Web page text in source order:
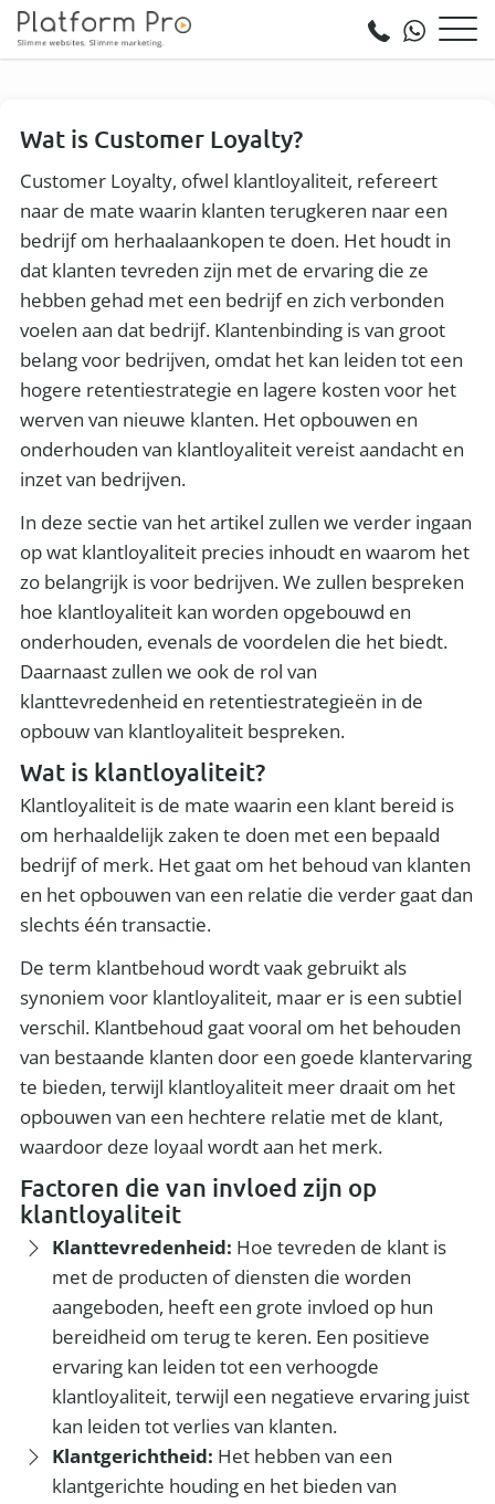
Wat is Customer Loyalty?
Customer Loyalty, ofwel klantloyaliteit, refereert
naar de mate waarin klanten terugkeren naar een
bedrijf om herhaalaankopen te doen. Het houdt in
dat klanten tevreden zijn met de ervaring die ze
hebben gehad met een bedrijf en zich verbonden
voelen aan dat bedrijf. Klantenbinding is van groot
belang voor bedrijven, omdat het kan leiden tot een
hogere retentiestrategie en lagere kosten voor het
werven van nieuwe klanten. Het opbouwen en
onderhouden van klantloyaliteit vereist aandacht en
inzet van bedrijven.
In deze sectie van het artikel zullen we verder ingaan
op wat klantloyaliteit precies inhoudt en waarom het
zo belangrijk is voor bedrijven. We zullen bespreken
hoe klantloyaliteit kan worden opgebouwd en
onderhouden, evenals de voordelen die het biedt.
Daarnaast zullen we ook de rol van
klanttevredenheid en retentiestrategieën in de
opbouw van klantloyaliteit bespreken.
Wat is klantloyaliteit?
Klantloyaliteit is de mate waarin een klant bereid is
om herhaaldelijk zaken te doen met een bepaald
bedrijf of merk. Het gaat om het behoud van klanten
en het opbouwen van een relatie die verder gaat dan
slechts één transactie.
De term klantbehoud wordt vaak gebruikt als
synoniem voor klantloyaliteit, maar er is een subtiel
verschil. Klantbehoud gaat vooral om het behouden
van bestaande klanten door een goede klantervaring
te bieden, terwijl klantloyaliteit meer draait om het
opbouwen van een hechtere relatie met de klant,
waardoor deze loyaal wordt aan het merk.
Factoren die van invloed zijn op
klantloyaliteit
Klanttevredenheid: Hoe tevreden de klant is
met de producten of diensten die worden
aangeboden, heeft een grote invloed op hun
bereidheid om terug te keren. Een positieve
ervaring kan leiden tot een verhoogde
klantloyaliteit, terwijl een negatieve ervaring juist
kan leiden tot verlies van klanten.
Klantgerichtheid: Het hebben van een
klantgerichte houding en het bieden van